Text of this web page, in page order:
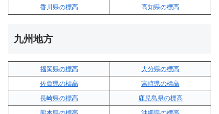
香川県の標高
高知県の標高
九州地方
福岡県の標高
大分県の標高
佐賀県の標高
宮崎県の標高
長崎県の標高
鹿児島県の標高